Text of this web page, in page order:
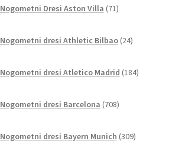
Nogometni Dresi Aston Villa 71izdelkov
Nogometni dresi Athletic Bilbao 24izdelkov
Nogometni dresi Atletico Madrid 184izdelkov
Nogometni dresi Barcelona 708izdelkov
Nogometni dresi Bayern Munich 309izdelkov